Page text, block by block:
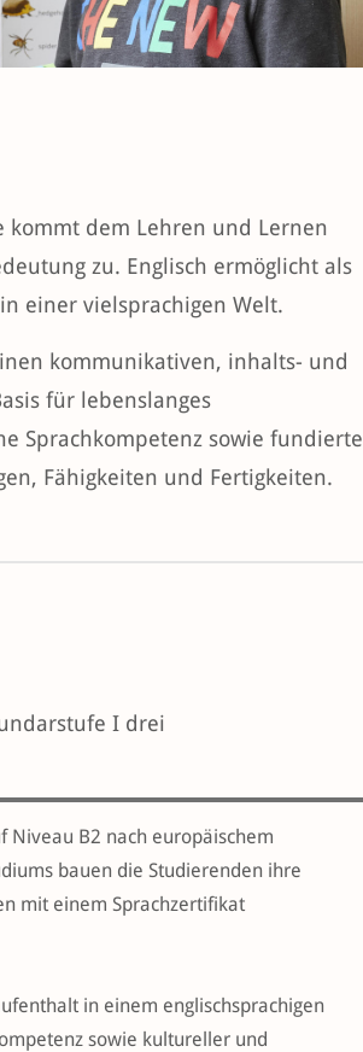
dem Lehren und Lernen
zu. Englisch ermöglicht als
einer vielsprachigen Welt.
kommunikativen, inhalts- und
für lebenslanges
Sprachkompetenz sowie fundierte
Fähigkeiten und Fertigkeiten.
I drei
Niveau B2 nach europäischem
bauen die Studierenden ihre
mit einem Sprachzertifikat
in einem englischsprachigen
sowie kultureller und